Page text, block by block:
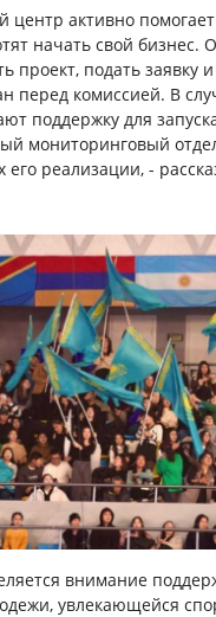
активно помогает
начать свой бизнес.
проект, подать заявку
перед комиссией. В
поддержку для
мониторинговый
его реализации, -
внимание
увлекающейся